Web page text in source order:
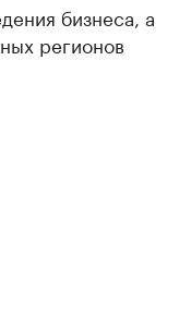
бизнеса, а
регионов